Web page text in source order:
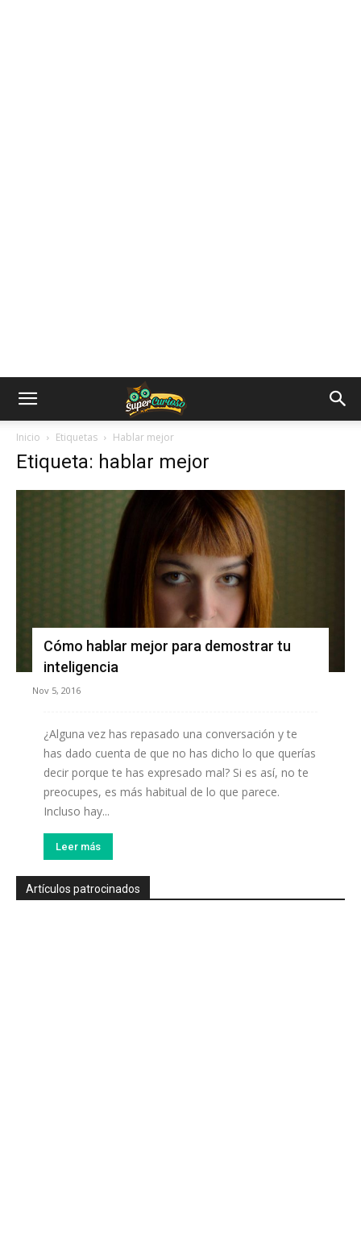
Inicio Etiquetas Hablar mejor
Etiqueta: hablar mejor
Cómo hablar mejor para demostrar tu
inteligencia
Nov 5, 2016
¿Alguna vez has repasado una conversación y te
has dado cuenta de que no has dicho lo que querías
decir porque te has expresado mal? Si es así, no te
preocupes, es más habitual de lo que parece.
Incluso hay...
Leer más
Artículos patrocinados